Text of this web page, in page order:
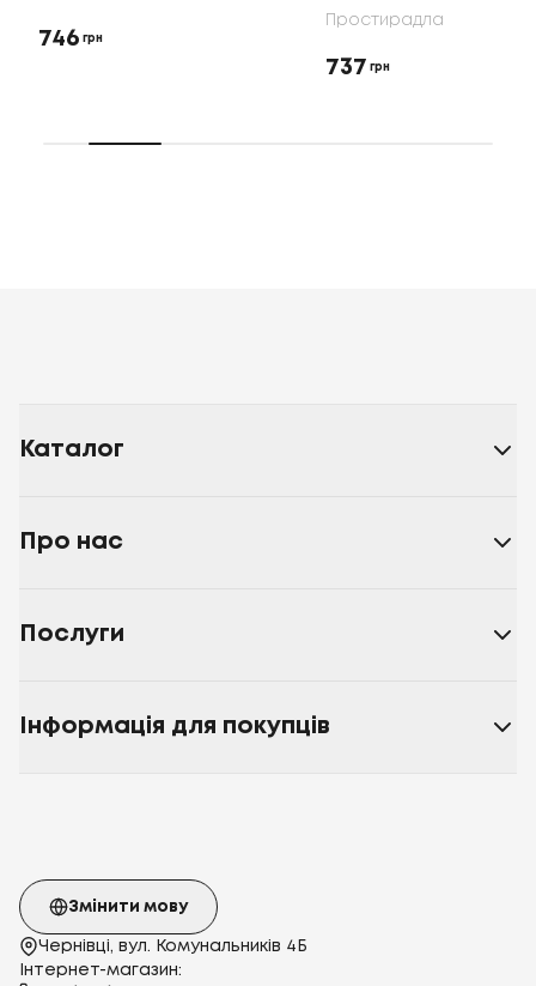
746 грн
Простирадла
737 грн
Каталог
Про нас
Послуги
Інформація для покупців
Чернівці, вул. Комунальників 4Б
Інтернет-магазин:
Змінити мову